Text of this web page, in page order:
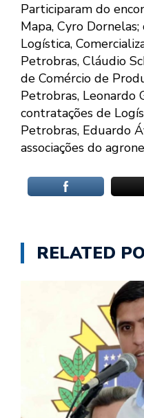
Participaram do
Mapa, Cyro
Logística,
Petrobras, Cláudio
de Comércio de
Petrobras, Leonardo
contratações de
Petrobras, Eduardo
associações do
RELATED